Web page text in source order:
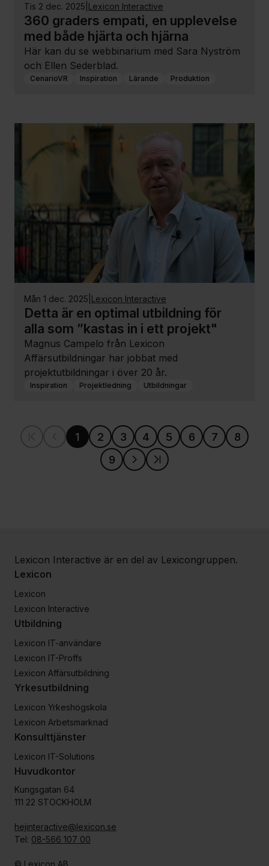
tis 2 dec. 2025 Lexicon Interactive
360 graders empati, en upplevelse
med både hjärta och hjärna
Här kan du se webbinarium med Sara Nyström
och Ellen Sederblad.
CenarioVR Inspiration Lärande Produktion
mån 1 dec. 2025 Lexicon Interactive
Detta är en optimal utbildning för
alla som ”kastas in i ett projekt"
Magnus Campelo från Lexicon
Affärsutbildningar har jobbat med
projektutbildningar i över 20 år.
Inspiration Projektledning Utbildningar
1 2 3 4 5 6 7
8
9
Lexicon Interactive är en del av Lexicongruppen.
Lexicon
Lexicon
Lexicon Interactive
Utbildning
Lexicon IT-användare
Lexicon IT-Proffs
Lexicon Affärsutbildning
Yrkesutbildning
Lexicon Yrkeshögskola
Lexicon Arbetsmarknad
Konsulttjänster
Lexicon IT-Solutions
Huvudkontor
Kungsgatan 64
111 22 STOCKHOLM
hejinteractive@lexicon.se
Tel: 08-566 107 00